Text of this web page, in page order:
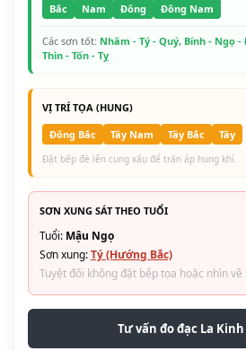
Bắc
Nam Đông Đông Nam
Các sơn tốt: Nhâm - Tý - Quý, Bính - Ngọ
Thìn - Tốn - Tỵ
VỊ TRÍ TỌA (HUNG)
Đông Bắc
Tây Nam Tây Bắc Tây
Đặt bếp đè lên cung xấu để trấn áp hung khí.
SƠN XUNG SÁT THEO TUỔI
Tuổi: Mậu Ngọ
Sơn xung:Tý (Hướng Bắc)
Tuyệt đối không đặt bếp tọa hoặc nhìn về
Tư vấn đo đạc La Kinh